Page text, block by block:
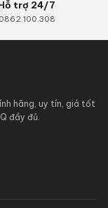
trợ 24/7
0862.100.308
hãng, uy tín, giá tốt
đầy đủ.